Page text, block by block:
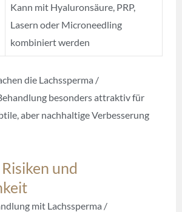
Kann mit Hyaluronsäure, PRP,
Lasern oder Microneedling
kombiniert werden
die Lachssperma /
besonders attraktiv für
aber nachhaltige Verbesserung
und
mit Lachssperma /